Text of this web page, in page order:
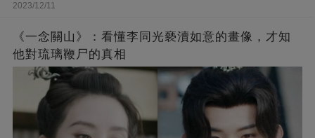
2023/12/11
《一念關山》：看懂李同光褻瀆如意的畫像，才知
他對琉璃鞭尸的真相